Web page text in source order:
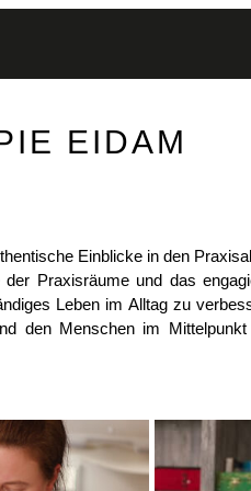
EIDAM
Einblicke in den
Praxisräume und das
Leben im Alltag zu
den Menschen im